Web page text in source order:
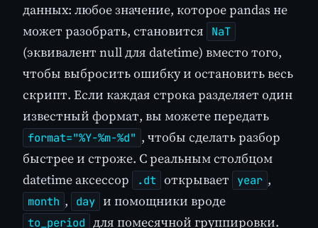
данных: любое значение, которое pandas не
может разобрать, становится
NaT
(эквивалент null для datetime) вместо того,
чтобы выбросить ошибку и остановить весь
скрипт. Если каждая строка разделяет один
известный формат, вы можете передать
format="%Y-%m-%d" , чтобы сделать разбор
быстрее и строже. С реальным столбцом
datetime аксессор
.dt открывает year ,
month , day и помощники вроде
to_period для помесячной группировки.